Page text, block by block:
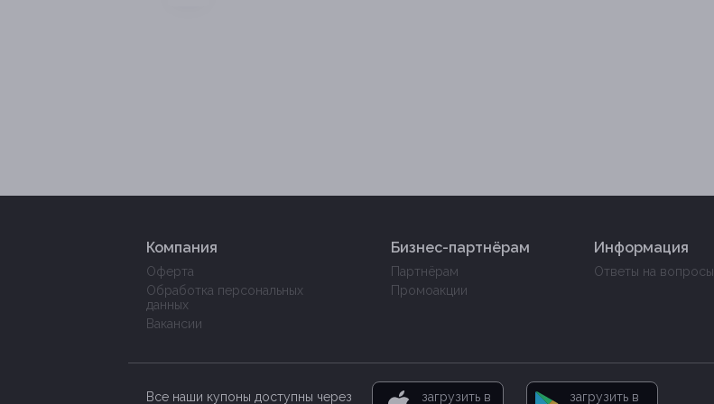
Компания
Оферта
Обработка персональных
данных
Вакансии
Бизнес-партнёрам
Партнёрам
Промоакции
Информация
Ответы на вопросы
Все наши купоны доступны через загрузить в загрузить в